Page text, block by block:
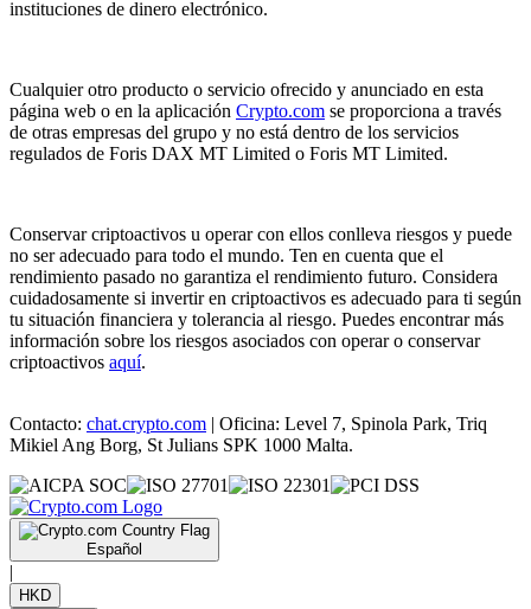
instituciones de dinero electrónico.
Cualquier otro producto o servicio ofrecido y anunciado en esta
página web o en la aplicación Crypto.com se proporciona a través
de otras empresas del grupo y no está dentro de los servicios
regulados de Foris DAX MT Limited o Foris MT Limited.
Conservar criptoactivos u operar con ellos conlleva riesgos y puede
no ser adecuado para todo el mundo. Ten en cuenta que el
rendimiento pasado no garantiza el rendimiento futuro. Considera
cuidadosamente si invertir en criptoactivos es adecuado para ti según
tu situación financiera y tolerancia al riesgo. Puedes encontrar más
información sobre los riesgos asociados con operar o conservar
criptoactivos aquí.
Contacto: chat.crypto.com | Oficina: Level 7, Spinola Park, Triq
Mikiel Ang Borg, St Julians SPK 1000 Malta.
Español
|
HKD